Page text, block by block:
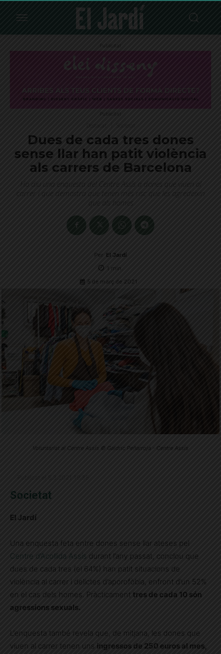
Publicitat
Publicitat
Dues de cada tres dones
sense llar han patit violència
als carrers de Barcelona
Ho diu una enquesta del Centre Assís a dones que viuen al
carrer i que demostra que tenen més risc que les agredeixin
que als homes
Per El Jardí
1 min.
5 de març de 2021
Voluntariat al Centre Assís © Galdric Peñarroja - Centre Assís
Societat
El Jardí
Una enquesta feta entre dones sense llar ateses pel
Centre d’Acollida Assís durant l’any passat, conclou que
dues de cada tres (el 64%) han patit situacions de
violència al carrer i delictes d’aporofòbia, enfront d’un 52%
en el cas dels homes. Pràcticament tres de cada 10 són
agressions sexuals.
L’enquesta també revela que, de mitjana, les dones que
viuen al carrer tenen uns ingressos de 250 euros al mes,